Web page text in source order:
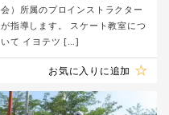
会）所属のプロインストラクター
が指導します。 スケート教室につ
いて イヨテツ […]
お気に入りに追加